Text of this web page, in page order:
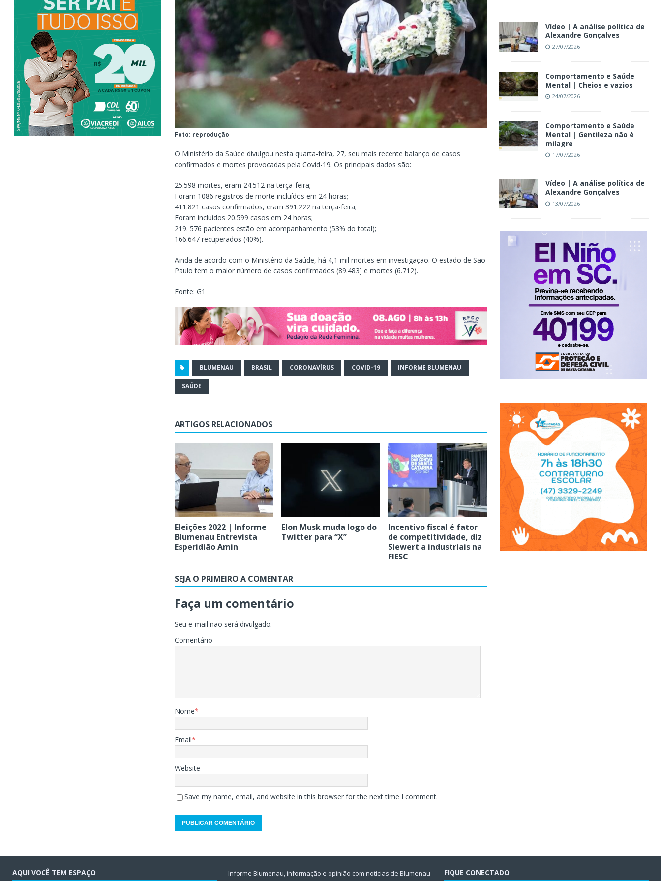
Foto: reprodução
O Ministério da Saúde divulgou nesta quarta-feira, 27, seu mais recente balanço de casos
confirmados e mortes provocadas pela Covid-19. Os principais dados são:
25.598 mortes, eram 24.512 na terça-feira;
Foram 1086 registros de morte incluídos em 24 horas;
411.821 casos confirmados, eram 391.222 na terça-feira;
Foram incluídos 20.599 casos em 24 horas;
219. 576 pacientes estão em acompanhamento (53% do total);
166.647 recuperados (40%).
Ainda de acordo com o Ministério da Saúde, há 4,1 mil mortes em investigação. O estado de São
Paulo tem o maior número de casos confirmados (89.483) e mortes (6.712).
Fonte: G1
BLUMENAU BRASIL CORONAVÍRUS COVID-19 INFORME BLUMENAU
SAÚDE
ARTIGOS RELACIONADOS
Eleições 2022 | Informe
Blumenau Entrevista
Esperidião Amin
Elon Musk muda logo do
Twitter para “X”
Incentivo fiscal é fator
de competitividade, diz
Siewert a industriais na
FIESC
SEJA O PRIMEIRO A COMENTAR
Faça um comentário
Seu e-mail não será divulgado.
Comentário
Nome*
Email*
Website
Save my name, email, and website in this browser for the next time I comment.
Vídeo | A análise política de
Alexandre Gonçalves
27/07/2026
Comportamento e Saúde
Mental | Cheios e vazios
24/07/2026
Comportamento e Saúde
Mental | Gentileza não é
milagre
17/07/2026
Vídeo | A análise política de
Alexandre Gonçalves
13/07/2026
AQUI VOCÊ TEM ESPAÇO Informe Blumenau, informação e opinião com notícias de Blumenau FIQUE CONECTADO